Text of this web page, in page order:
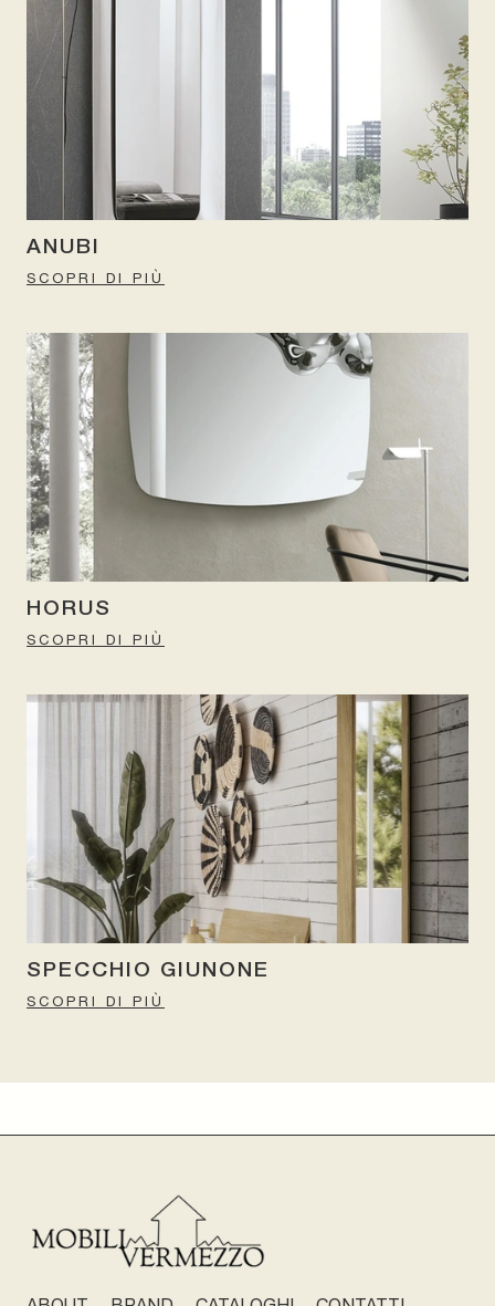
ANUBI
SCOPRI DI PIÙ
HORUS
SCOPRI DI PIÙ
SPECCHIO GIUNONE
SCOPRI DI PIÙ